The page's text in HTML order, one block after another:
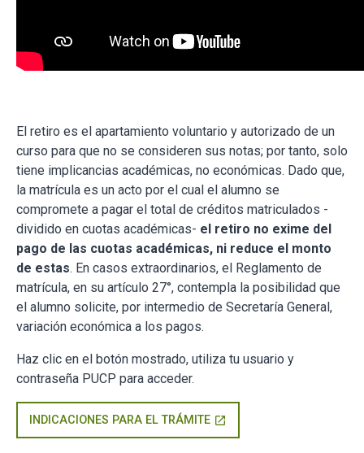
El retiro es el apartamiento voluntario y autorizado de un
curso para que no se consideren sus notas; por tanto, solo
tiene implicancias académicas, no económicas. Dado que,
la matrícula es un acto por el cual el alumno se
compromete a pagar el total de créditos matriculados -
dividido en cuotas académicas- el retiro no exime del
pago de las cuotas académicas, ni reduce el monto
de estas. En casos extraordinarios, el Reglamento de
matrícula, en su artículo 27°, contempla la posibilidad que
el alumno solicite, por intermedio de Secretaría General,
variación económica a los pagos.
Haz clic en el botón mostrado, utiliza tu usuario y
contraseña PUCP para acceder.
INDICACIONES PARA EL TRÁMITE open_in_new